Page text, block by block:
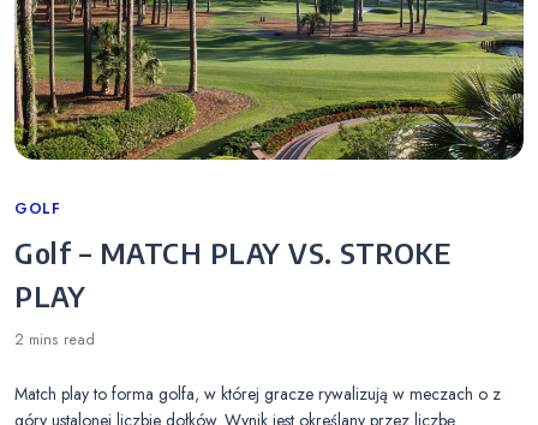
Categories
GOLF
Golf – MATCH PLAY VS. STROKE
PLAY
2 mins read
Match play to forma golfa, w której gracze rywalizują w meczach o z
góry ustalonej liczbie dołków. Wynik jest określany przez liczbę